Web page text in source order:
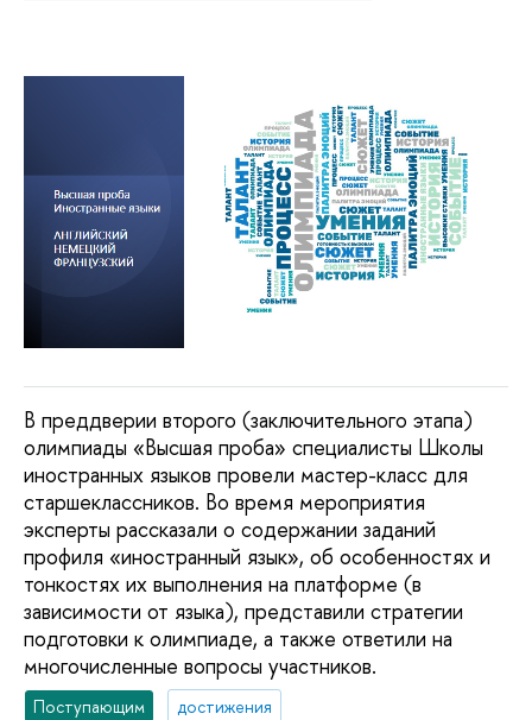
В преддверии второго (заключительного этапа)
олимпиады «Высшая проба» специалисты Школы
иностранных языков провели мастер-класс для
старшеклассников. Во время мероприятия
эксперты рассказали о содержании заданий
профиля «иностранный язык», об особенностях и
тонкостях их выполнения на платформе (в
зависимости от языка), представили стратегии
подготовки к олимпиаде, а также ответили на
многочисленные вопросы участников.
Поступающим
достижения